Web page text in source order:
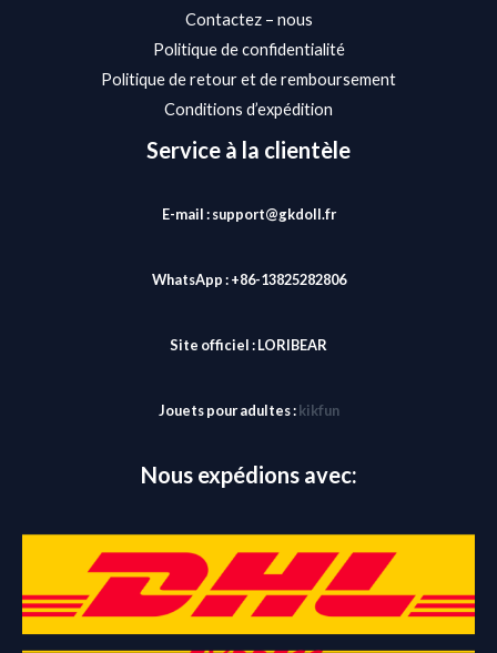
Contactez – nous
Politique de confidentialité
Politique de retour et de remboursement
Conditions d’expédition
Service à la clientèle
E-mail : support@gkdoll.fr
WhatsApp : +86-13825282806
Site officiel :LORIBEAR
Jouets pour adultes : kikfun
Nous expédions avec: